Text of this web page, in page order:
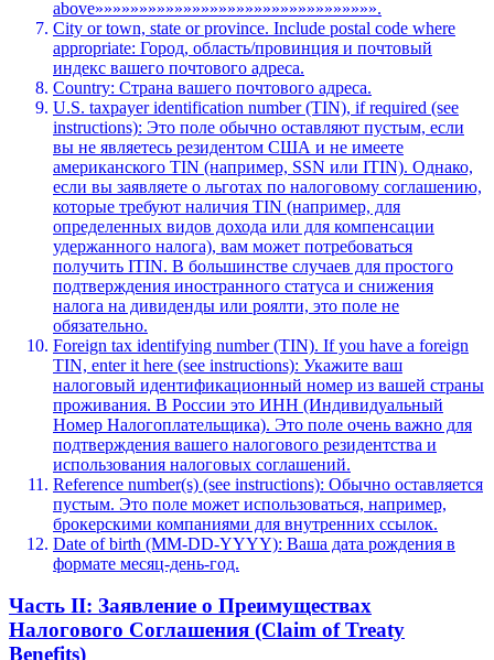
above»»»»»»»»»»»»»»»»»»»»»»»»»»»»»»»».
City or town, state or province. Include postal code where
appropriate: Город, область/провинция и почтовый
индекс вашего почтового адреса.
Country: Страна вашего почтового адреса.
U.S. taxpayer identification number (TIN), if required (see
instructions): Это поле обычно оставляют пустым, если
вы не являетесь резидентом США и не имеете
американского TIN (например, SSN или ITIN). Однако,
если вы заявляете о льготах по налоговому соглашению,
которые требуют наличия TIN (например, для
определенных видов дохода или для компенсации
удержанного налога), вам может потребоваться
получить ITIN. В большинстве случаев для простого
подтверждения иностранного статуса и снижения
налога на дивиденды или роялти, это поле не
обязательно.
Foreign tax identifying number (TIN). If you have a foreign
TIN, enter it here (see instructions): Укажите ваш
налоговый идентификационный номер из вашей страны
проживания. В России это ИНН (Индивидуальный
Номер Налогоплательщика). Это поле очень важно для
подтверждения вашего налогового резидентства и
использования налоговых соглашений.
Reference number(s) (see instructions): Обычно оставляется
пустым. Это поле может использоваться, например,
брокерскими компаниями для внутренних ссылок.
Date of birth (MM-DD-YYYY): Ваша дата рождения в
формате месяц-день-год.
Часть II: Заявление о Преимуществах
Налогового Соглашения (Claim of Treaty
Benefits)